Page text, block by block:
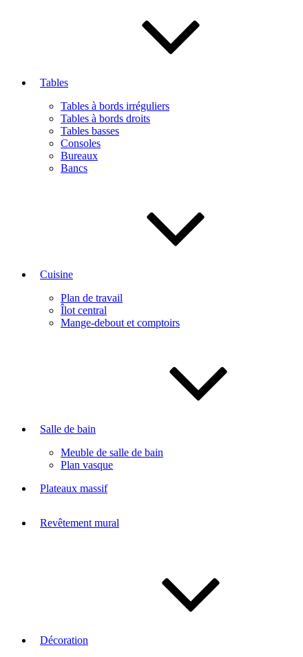
Tables
Tables à bords irréguliers
Tables à bords droits
Tables basses
Consoles
Bureaux
Bancs
Cuisine
Plan de travail
Îlot central
Mange-debout et comptoirs
Salle de bain
Meuble de salle de bain
Plan vasque
Plateaux massif
Revêtement mural
Décoration